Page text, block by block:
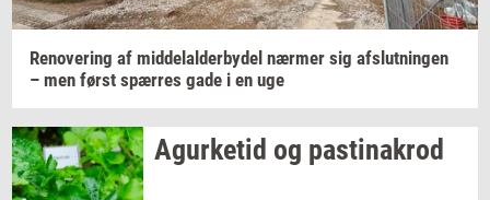
Renove­ring af mid­delal­der­by­del nær­mer sig af­slut­nin­gen
– men først spær­res gade i en uge
Agur­ke­tid og pa­stina­krod